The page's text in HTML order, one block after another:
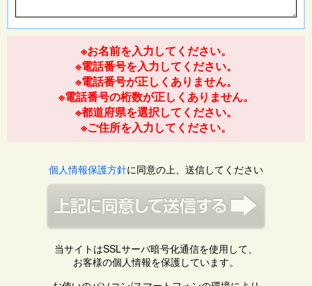
※お名前を入力してください。
※電話番号を入力してください。
※電話番号が正しくありません。
※電話番号の桁数が正しくありません。
※都道府県を選択してください。
※ご住所を入力してください。
個人情報保護方針に同意の上、送信してください
当サイトはSSLサーバ暗号化通信を使用して、
お客様の個人情報を保護しています。